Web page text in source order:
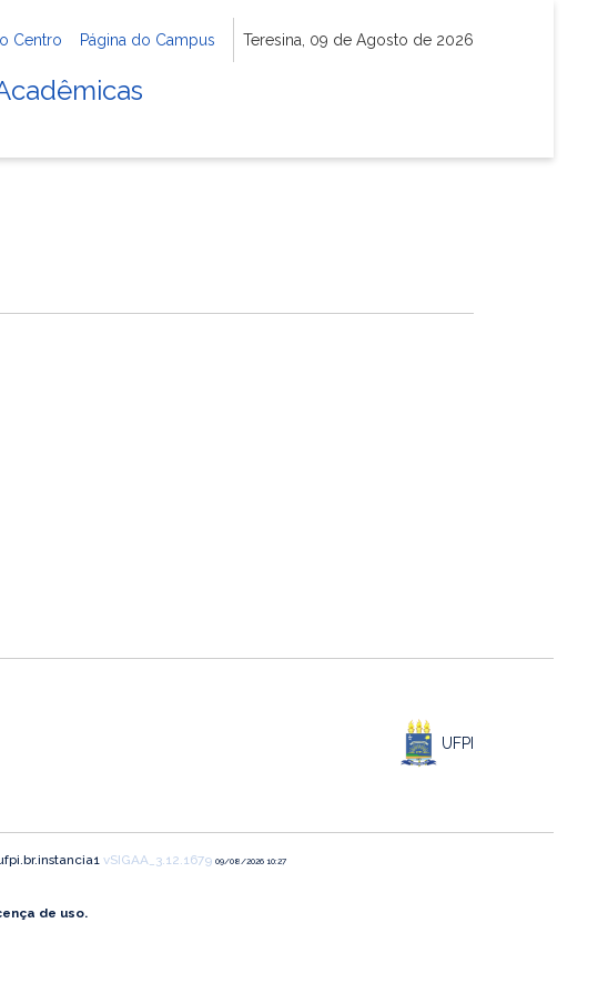
Centro Página do Campus Teresina, 09 de Agosto de 2026
UFPI
vSIGAA_3.12.1679 09/08/2026 10:27
de uso.